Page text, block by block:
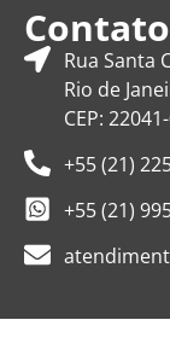
Contato
Rua Santa
Rio de
CEP:
+55 (21)
+55 (21)